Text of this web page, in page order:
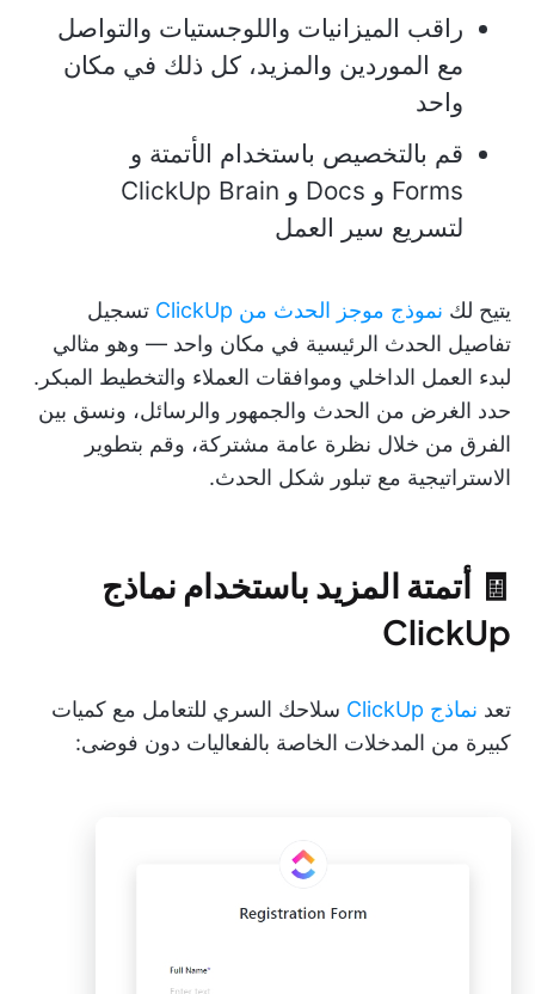
راقب الميزانيات واللوجستيات والتواصل
مع الموردين والمزيد، كل ذلك في مكان
واحد
قم بالتخصيص باستخدام الأتمتة و
Forms و Docs و ClickUp Brain
لتسريع سير العمل
يتيح لك نموذج موجز الحدث من ClickUp
تسجيل
تفاصيل الحدث الرئيسية في مكان واحد — وهو مثالي
لبدء العمل الداخلي وموافقات العملاء والتخطيط المبكر.
حدد الغرض من الحدث والجمهور والرسائل، ونسق بين
الفرق من خلال نظرة عامة مشتركة، وقم بتطوير
الاستراتيجية مع تبلور شكل الحدث.
🧾 أتمتة المزيد باستخدام نماذج
ClickUp
تعد نماذج ClickUp
سلاحك السري للتعامل مع كميات
كبيرة من المدخلات الخاصة بالفعاليات دون فوضى: